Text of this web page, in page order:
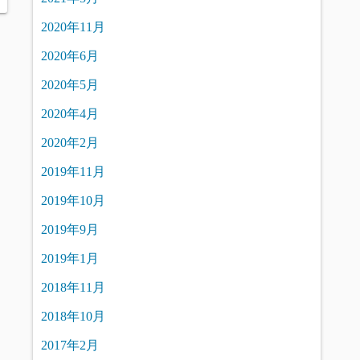
2020年11月
2020年6月
2020年5月
2020年4月
2020年2月
2019年11月
2019年10月
2019年9月
2019年1月
2018年11月
2018年10月
2017年2月